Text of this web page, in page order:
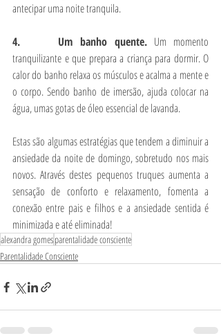
antecipar uma noite tranquila.
4.     Um banho quente. Um momento
tranquilizante e que prepara a criança para dormir. O
calor do banho relaxa os músculos e acalma a mente e
o corpo. Sendo banho de imersão, ajuda colocar na
água, umas gotas de óleo essencial de lavanda.
Estas são algumas estratégias que tendem a diminuir a
ansiedade da noite de domingo, sobretudo nos mais
novos. Através destes pequenos truques aumenta a
sensação de conforto e relaxamento, fomenta a
conexão entre pais e filhos e a ansiedade sentida é
minimizada e até eliminada!
alexandra gomesparentalidade consciente
Parentalidade Consciente